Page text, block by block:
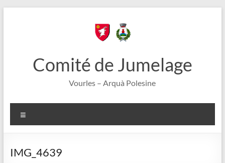
Comité de Jumelage
Vourles – Arquà Polesine
IMG_4639